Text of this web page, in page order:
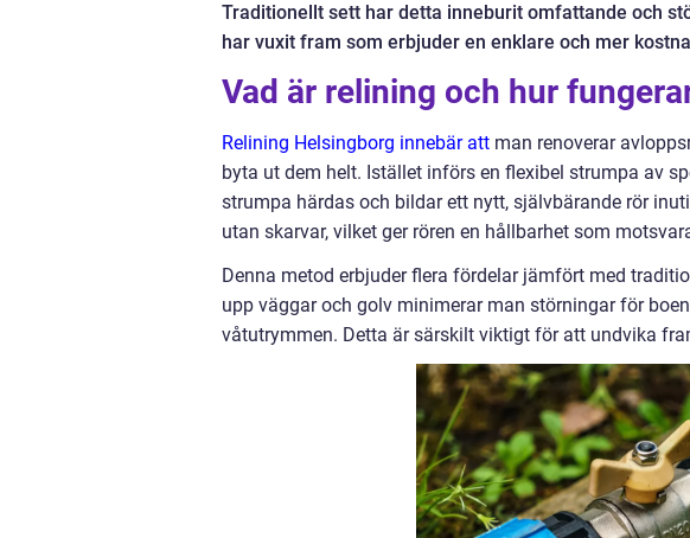
Traditionellt sett har detta inneburit omfattande och
har vuxit fram som erbjuder en enklare och mer
Vad är relining och hur
Relining Helsingborg innebär att man renoverar
byta ut dem helt. Istället införs en flexibel strumpa av
strumpa härdas och bildar ett nytt, självbärande rör
utan skarvar, vilket ger rören en hållbarhet som
Denna metod erbjuder flera fördelar jämfört med
upp väggar och golv minimerar man störningar för
våtutrymmen. Detta är särskilt viktigt för att undvika